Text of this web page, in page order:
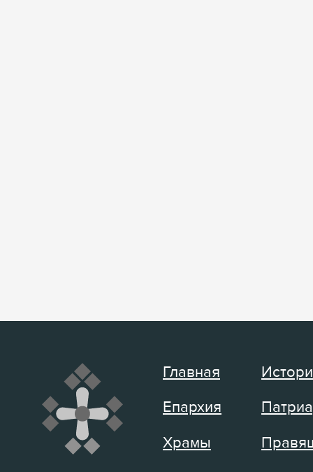
Главная
Епархия
Храмы